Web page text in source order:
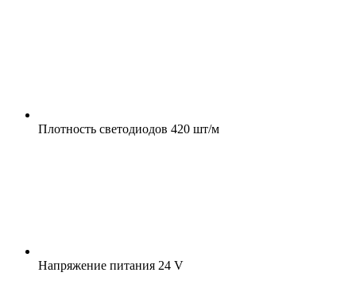
Плотность светодиодов 420 шт/м
Напряжение питания 24 V